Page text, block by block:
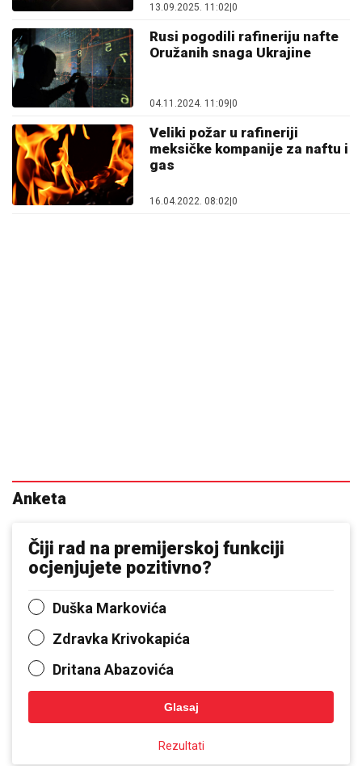
13.09.2025. 11:02 0
Rusi pogodili rafineriju nafte
Oružanih snaga Ukrajine
04.11.2024. 11:09|0
Veliki požar u rafineriji
meksičke kompanije za naftu i
gas
16.04.2022. 08:02|0
Anketa
Čiji rad na premijerskoj funkciji
ocjenjujete pozitivno?
Duška Markovića
Zdravka Krivokapića
Dritana Abazovića
Glasaj
Rezultati